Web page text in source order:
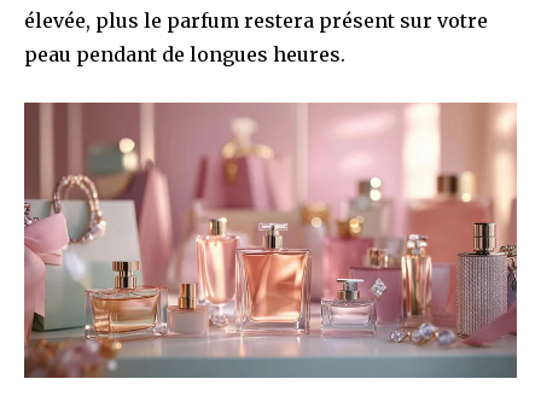
élevée, plus le parfum restera présent sur votre
peau pendant de longues heures.